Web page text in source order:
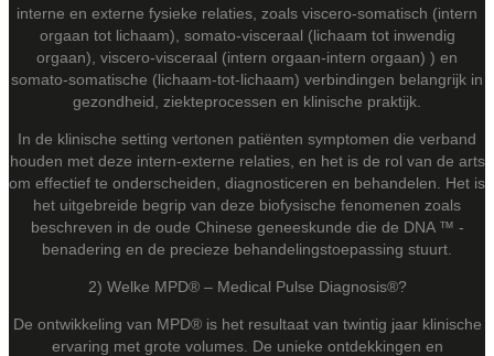
interne en externe fysieke relaties, zoals viscero-somatisch (intern
orgaan tot lichaam), somato-visceraal (lichaam tot inwendig
orgaan), viscero-visceraal (intern orgaan-intern orgaan) ) en
somato-somatische (lichaam-tot-lichaam) verbindingen belangrijk in
gezondheid, ziekteprocessen en klinische praktijk.
In de klinische setting vertonen patiënten symptomen die verband
houden met deze intern-externe relaties, en het is de rol van de arts
om effectief te onderscheiden, diagnosticeren en behandelen. Het is
het uitgebreide begrip van deze biofysische fenomenen zoals
beschreven in de oude Chinese geneeskunde die de DNA ™ -
benadering en de precieze behandelingstoepassing stuurt.
2) Welke MPD® – Medical Pulse Diagnosis®?
De ontwikkeling van MPD® is het resultaat van twintig jaar klinische
ervaring met grote volumes. De unieke ontdekkingen en